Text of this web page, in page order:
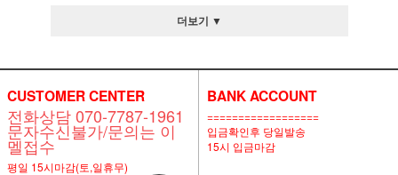
더보기 ▼
CUSTOMER CENTER
전화상담 070-7787-1961
문자수신불가/문의는 이
멜접수
평일 15시마감(토,일휴무)
BANK ACCOUNT
==================
입금확인후 당일발송
15시 입금마감